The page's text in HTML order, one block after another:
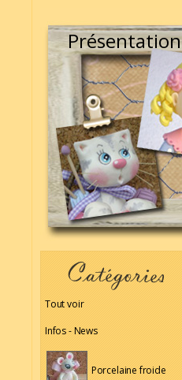
Présentation
Tout voir
Infos - News
Porcelaine froide